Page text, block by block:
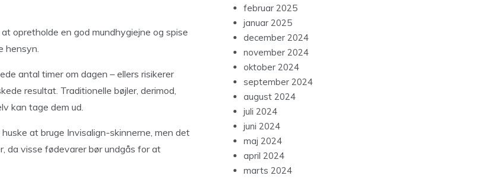
opretholde en god mundhygiejne og spise
hensyn.
antal timer om dagen – ellers risikerer
resultat. Traditionelle bøjler, derimod,
kan tage dem ud.
at bruge Invisalign-skinnerne, men det
da visse fødevarer bør undgås for at
februar 2025
januar 2025
december 2024
november 2024
oktober 2024
september 2024
august 2024
juli 2024
juni 2024
maj 2024
april 2024
marts 2024